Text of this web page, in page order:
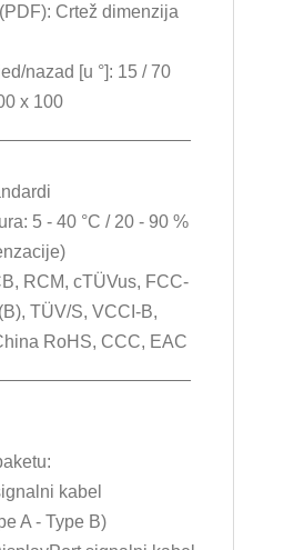
Crtež dimenzija
nazad [u °]: 15 / 70
x 100
5 - 40 °C / 20 - 90 %
RCM, cTÜVus, FCC-
TÜV/S, VCCI-B,
RoHS, CCC, EAC
kabel
A - Type B)